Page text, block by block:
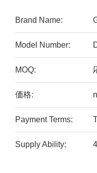
Brand Name:
Model Number:
MOQ:
価格:
Payment Terms:
Supply Ability: